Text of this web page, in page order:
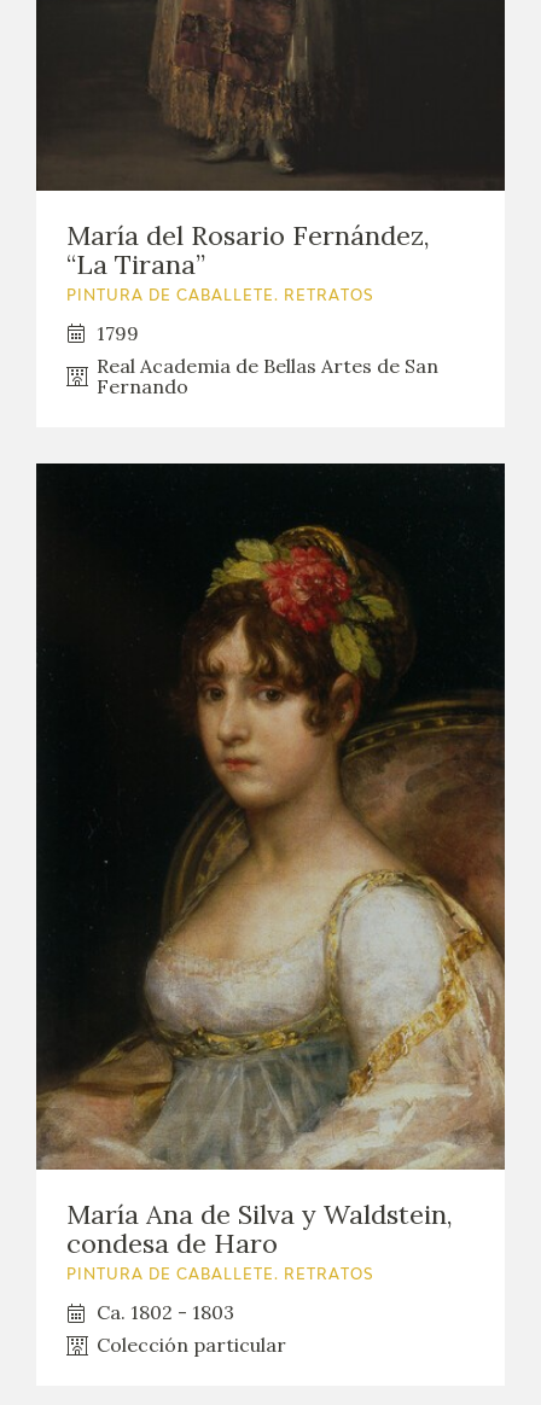
María del Rosario Fernández,
“La Tirana”
PINTURA DE CABALLETE. RETRATOS
1799
Real Academia de Bellas Artes de San
Fernando
María Ana de Silva y Waldstein,
condesa de Haro
PINTURA DE CABALLETE. RETRATOS
Ca. 1802 - 1803
Colección particular